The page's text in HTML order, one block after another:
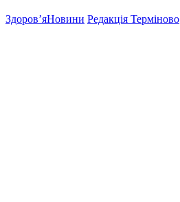
Здоров’яНовини Редакція Терміново